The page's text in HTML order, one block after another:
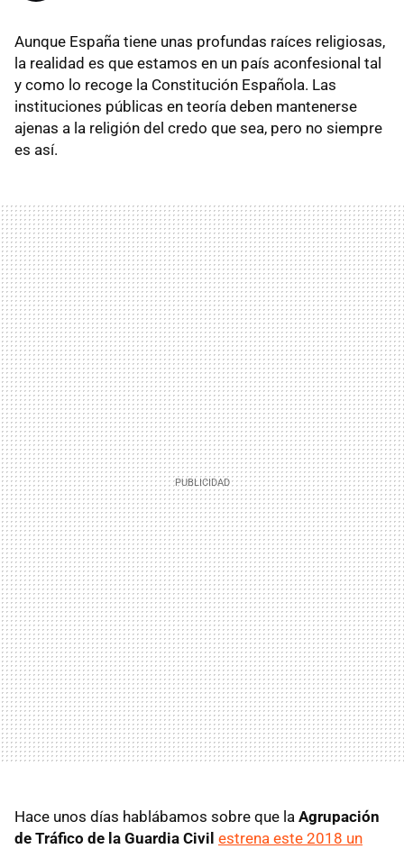
Aunque España tiene unas profundas raíces religiosas,
la realidad es que estamos en un país aconfesional tal
y como lo recoge la Constitución Española. Las
instituciones públicas en teoría deben mantenerse
ajenas a la religión del credo que sea, pero no siempre
es así.
Hace unos días hablábamos sobre que la Agrupación
de Tráfico de la Guardia Civil estrena este 2018 un